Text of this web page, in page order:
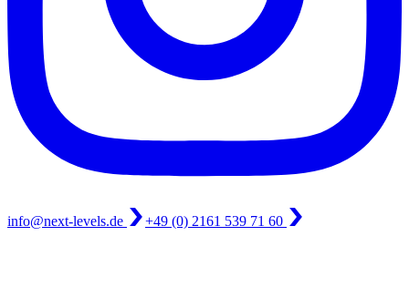
info@next-levels.de +49 (0) 2161 539 71 60